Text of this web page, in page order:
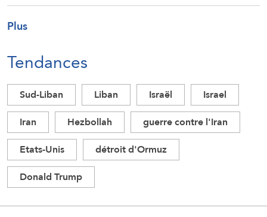
Plus
Tendances
Sud-Liban Liban Israël
Israel
Iran
Hezbollah
guerre contre l'Iran
Etats-Unis
détroit d'Ormuz
Donald Trump